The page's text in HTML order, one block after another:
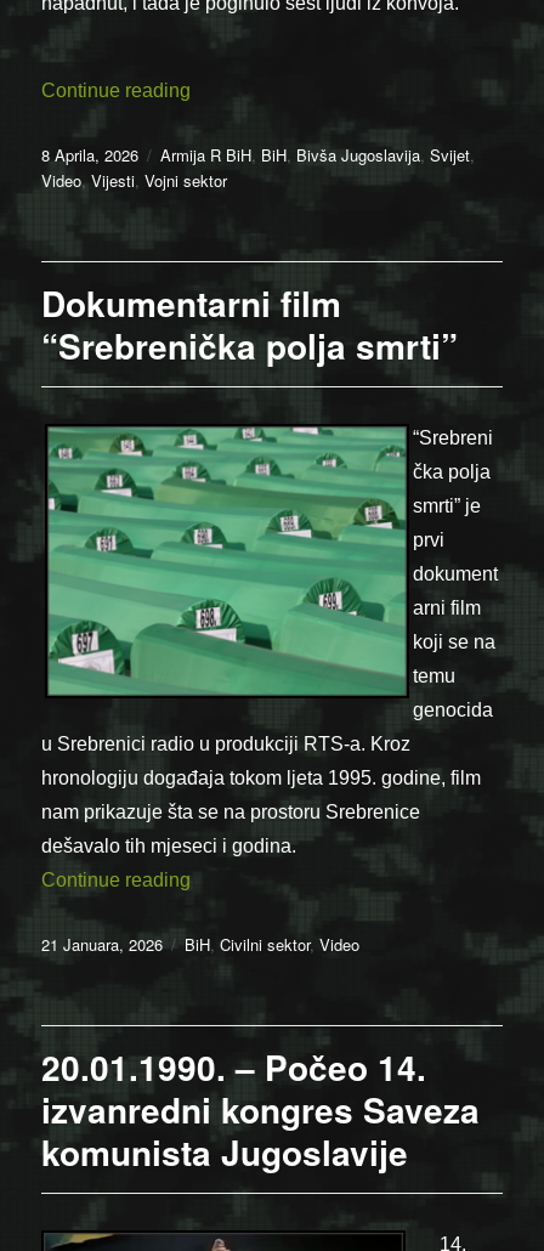
Continue reading
Posted
on
8 Aprila, 2026 Categories
Armija R BiH, BiH, Bivša Jugoslavija,Svijet,
Video,Vijesti,Vojni sektor
Dokumentarni film
“Srebrenička polja smrti”
“Srebreni
čka polja
smrti” je
prvi
dokument
arni film
koji se na
temu
genocida
u Srebrenici radio u produkciji RTS-a. Kroz
hronologiju događaja tokom ljeta 1995. godine, film
nam prikazuje šta se na prostoru Srebrenice
dešavalo tih mjeseci i godina.
Continue reading “Dokumentarni film “Srebrenička polja
Posted
21 Januara, 2026 Categories
BiH,Civilni sektor,Video
20.01.1990. – Počeo 14.
izvanredni kongres Saveza
komunista Jugoslavije
14.